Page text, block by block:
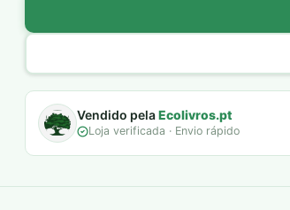
Vendido pelaEcolivros.pt
Loja verificada · Envio rápido